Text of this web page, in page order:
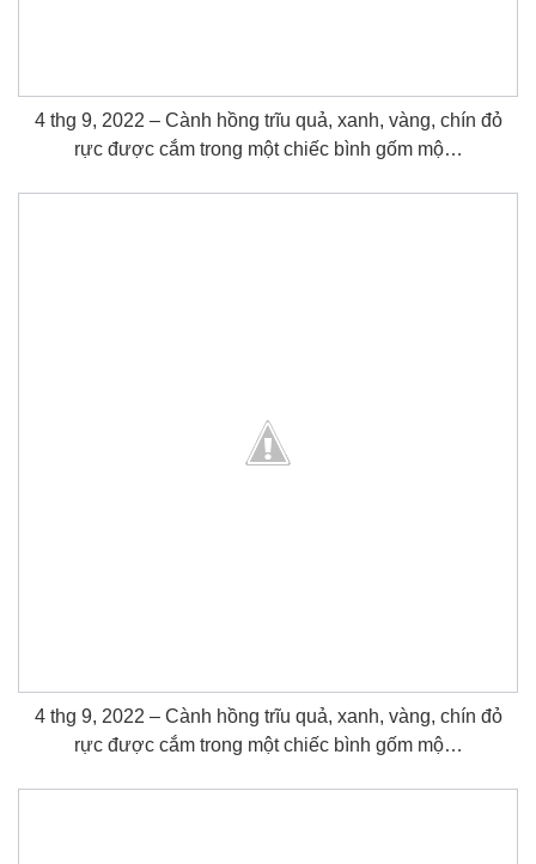
4 thg 9, 2022 – Cành hồng trĩu quả, xanh, vàng, chín đỏ
rực được cắm trong một chiếc bình gốm mộ…
4 thg 9, 2022 – Cành hồng trĩu quả, xanh, vàng, chín đỏ
rực được cắm trong một chiếc bình gốm mộ…